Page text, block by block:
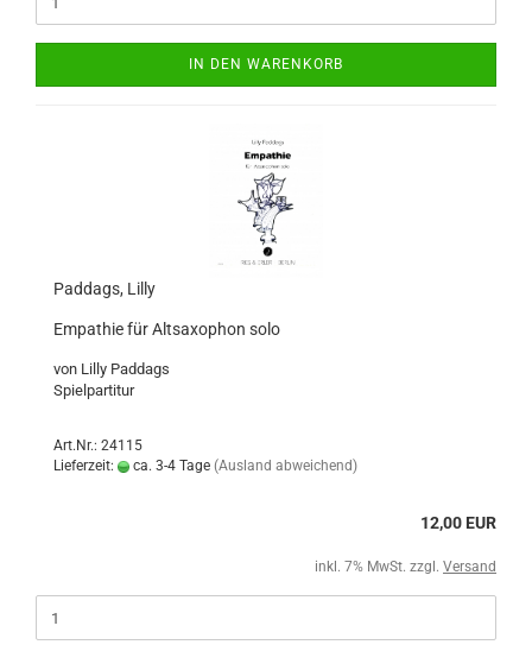
IN DEN WARENKORB
Paddags, Lilly
Empathie für Altsaxophon solo
von Lilly Paddags
Spielpartitur
Art.Nr.: 24115
Lieferzeit:
ca. 3-4 Tage (Ausland abweichend)
12,00 EUR
inkl. 7% MwSt. zzgl. Versand